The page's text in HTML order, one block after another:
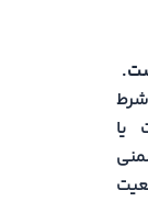
یا